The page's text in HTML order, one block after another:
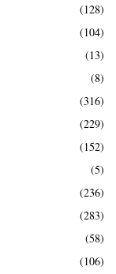
(128)
(104)
(13)
(8)
(316)
(229)
(152)
(5)
(236)
(283)
(58)
(106)